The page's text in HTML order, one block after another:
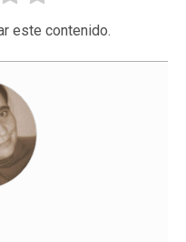
este contenido.